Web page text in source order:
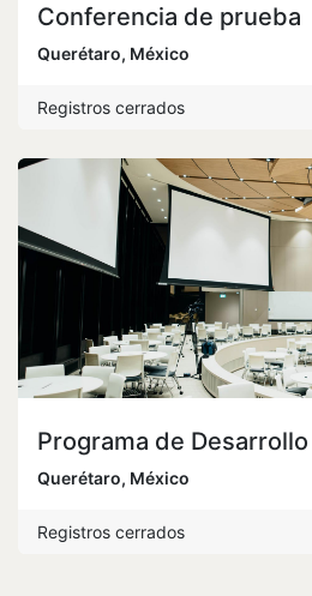
Conferencia de prueba
Querétaro, México
Registros cerrados
Programa de
Querétaro, México
Registros cerrados